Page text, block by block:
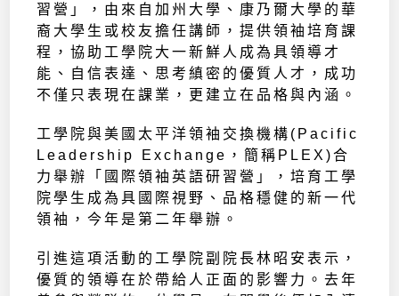
習營」，由來自加州大學、康乃爾大學的華
裔大學生或校友擔任講師，提供領袖培育課
程，協助工學院大一新鮮人成為具領導才
能、自信表達、思考縝密的優質人才，成功
不僅只表現在課業，更建立在品格與內涵。
工學院與美國太平洋領袖交換機構(Pacific
Leadership Exchange，簡稱PLEX)合
力舉辦「國際領袖英語研習營」，培育工學
院學生成為具國際視野、品格穩健的新一代
領袖，今年是第二年舉辦。
引進這項活動的工學院副院長林昭安表示，
優質的領導在於帶給人正面的影響力。去年